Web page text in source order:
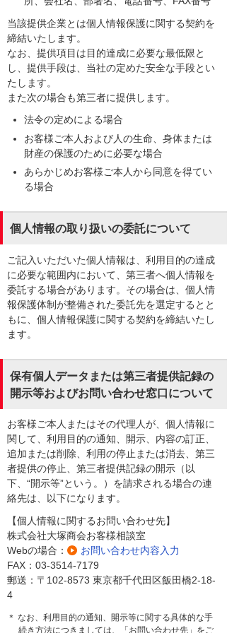
当該提供企業とは個人情報保護に関する契約を
締結いたします。
なお、提供項目は目的達成に必要な最低限と
し、提供手段は、当社の定めた安全な手段とい
たします。
また次の場合も第三者に提供します。
法令の定めによる場合
お客様ご本人および人の生命、身体または
財産の保護のために必要な場合
あらかじめお客様ご本人から同意を得てい
る場合
個人情報の取り扱いの委託について
ご記入いただいた個人情報は、利用目的の達成
に必要な範囲内において、第三者へ個人情報を
委託する場合があります。その場合は、個人情
報保護体制が整備された委託先を選定するとと
もに、個人情報保護に関する契約を締結いたし
ます。
保有個人データまたは第三者提供記録の
開示等およびお問い合わせ窓口について
お客様ご本人またはその代理人が、個人情報に
関して、利用目的の通知、開示、内容の訂正、
追加または削除、利用の停止または消去、第三
者提供の停止、第三者提供記録の開示（以
下、“開示等”という。）を請求される場合の連
絡先は、以下になります。
【個人情報に関するお問い合わせ先】
株式会社大塚商会お客様相談室
Webの場合：
お問い合わせ内容入力
FAX：03-3514-7179
郵送：〒102-8573 東京都千代田区飯田橋2-18-
4
＊ なお、利用目的の通知、開示等に関する具体的な手
続き方法につきましては、「お問い合わせ先」をご